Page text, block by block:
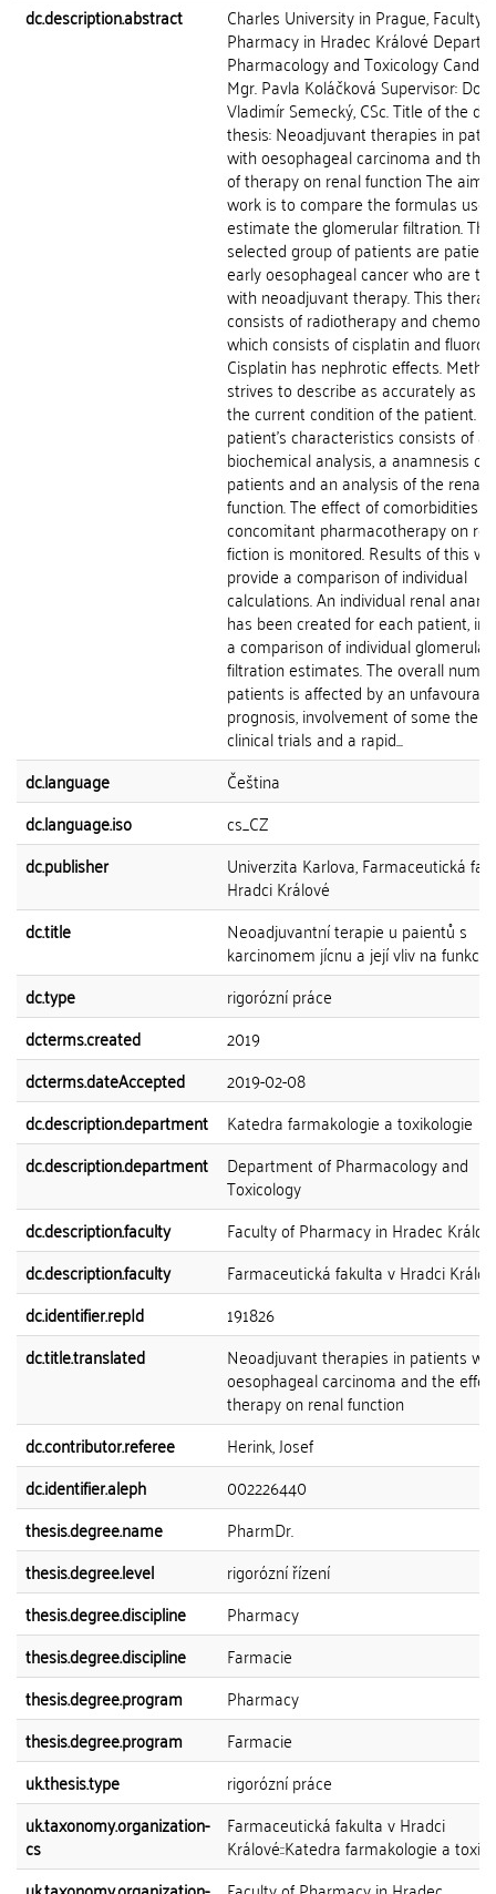
dc.description.abstract
Charles University in Prague, Faculty
Pharmacy in Hradec Králové
Pharmacology and Toxicology
Mgr. Pavla Koláčková Supervisor:
Vladimír Semecký, CSc. Title of the
thesis: Neoadjuvant therapies in
with oesophageal carcinoma and the
of therapy on renal function The aim
work is to compare the formulas
estimate the glomerular filtration. The
selected group of patients are
early oesophageal cancer who are
with neoadjuvant therapy. This
consists of radiotherapy and
which consists of cisplatin and
Cisplatin has nephrotic effects.
strives to describe as accurately as
the current condition of the patient.
patient's characteristics consists of a
biochemical analysis, a anamnesis of
patients and an analysis of the renal
function. The effect of comorbidities
concomitant pharmacotherapy on
fiction is monitored. Results of this
provide a comparison of individual
calculations. An individual renal
has been created for each patient,
a comparison of individual glomerular
filtration estimates. The overall
patients is affected by an
prognosis, involvement of some
clinical trials and a rapid...
dc.language
Čeština
dc.language.iso
cs_CZ
dc.publisher
Univerzita Karlova, Farmaceutická
Hradci Králové
dc.title
Neoadjuvantní terapie u paientů s
karcinomem jícnu a její vliv na funkci
dc.type
rigorózní práce
dcterms.created
2019
dcterms.dateAccepted
2019-02-08
dc.description.department
Katedra farmakologie a toxikologie
dc.description.department
Department of Pharmacology and
Toxicology
dc.description.faculty
Faculty of Pharmacy in Hradec
dc.description.faculty
Farmaceutická fakulta v Hradci
dc.identifier.repId
191826
dc.title.translated
Neoadjuvant therapies in patients
oesophageal carcinoma and the
therapy on renal function
dc.contributor.referee
Herink, Josef
dc.identifier.aleph
002226440
thesis.degree.name
PharmDr.
thesis.degree.level
rigorózní řízení
thesis.degree.discipline
Pharmacy
thesis.degree.discipline
Farmacie
thesis.degree.program
Pharmacy
thesis.degree.program
Farmacie
uk.thesis.type
rigorózní práce
uk.taxonomy.organization-
cs
Farmaceutická fakulta v Hradci
Králové::Katedra farmakologie a